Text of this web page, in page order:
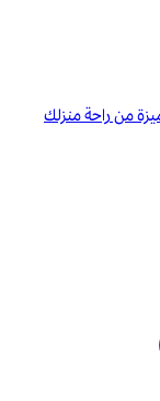
من راحة منزلك